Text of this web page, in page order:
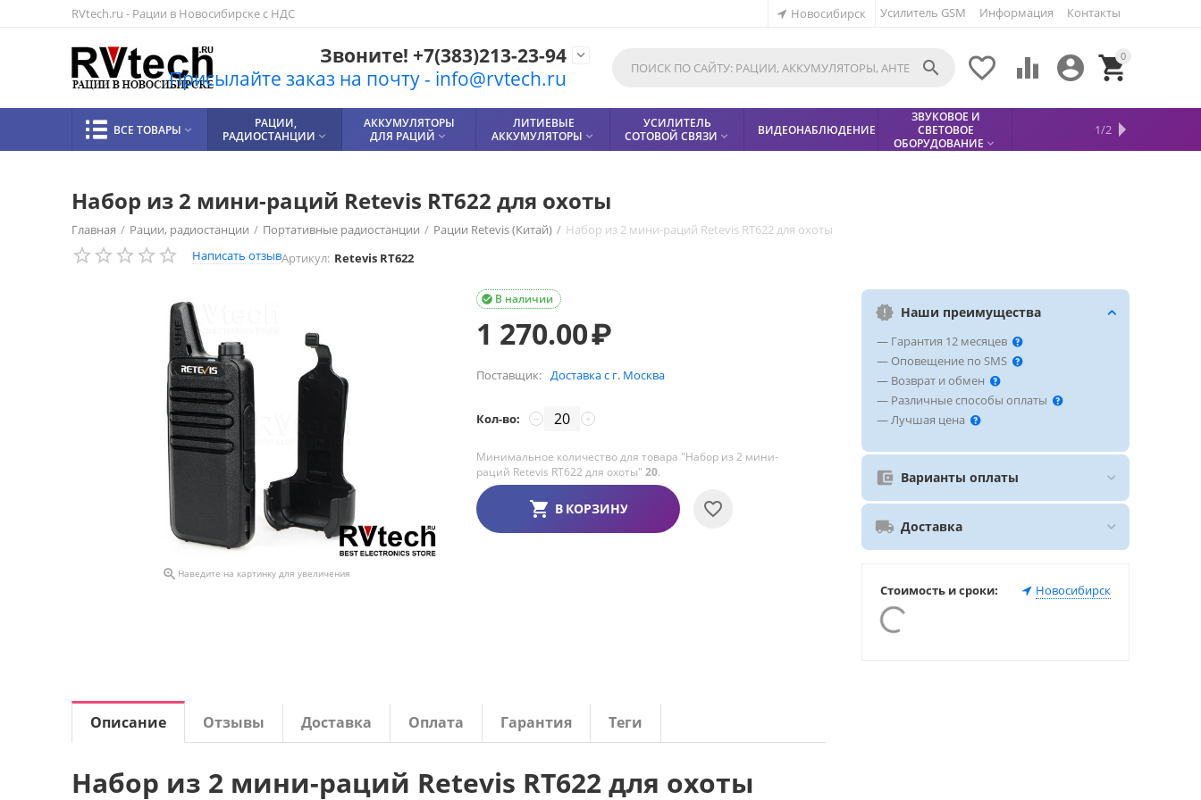
RVtech.ru - Рации в Новосибирске с НДС Усилитель GSM Информация Контакты
Новосибирск
Звоните! +7(383)213-23-94
Присылайте заказ на почту - info@rvtech.ru
 0


 

ВСЕ ТОВАРЫ 
РАЦИИ,
РАДИОСТАНЦИИ 
АККУМУЛЯТОРЫ
ДЛЯ РАЦИЙ 
ЛИТИЕВЫЕ
АККУМУЛЯТОРЫ 
УСИЛИТЕЛЬ
СОТОВОЙ СВЯЗИ  ВИДЕОНАБЛЮДЕНИЕ
ЗВУКОВОЕ И
СВЕТОВОЕ
ОБОРУДОВАНИЕ 
МЕТАЛЛОДЕТЕКТОР
СФИНКС (SPHINX)
БЕЗОПАСНОСТЬ 
КИСЛОТНЫЕ
АККУМУЛЯТОРЫ 
1/2
Набор из 2 мини-раций Retevis RT622 для охоты
Главная / Рации, радиостанции / Портативные радиостанции / Рации Retevis (Китай) / Набор из 2 мини-раций Retevis RT622 для охоты
Написать отзывАртикул: Retevis RT622
 Наведите на картинку для увеличения
В наличии

1 270.00₽
Поставщик: Доставка с г. Москва
Кол-во: +
−
Минимальное количество для товара "Набор из 2 мини-
раций Retevis RT622 для охоты"20.
В КОРЗИНУ
Наши преимущества
— Гарантия 12 месяцев
— Оповещение по SMS
— Возврат и обмен
— Различные способы оплаты
— Лучшая цена
Варианты оплаты
Доставка
Стоимость и сроки: Новосибирск
Описание Отзывы Доставка Оплата Гарантия Теги
Набор из 2 мини-раций Retevis RT622 для охоты